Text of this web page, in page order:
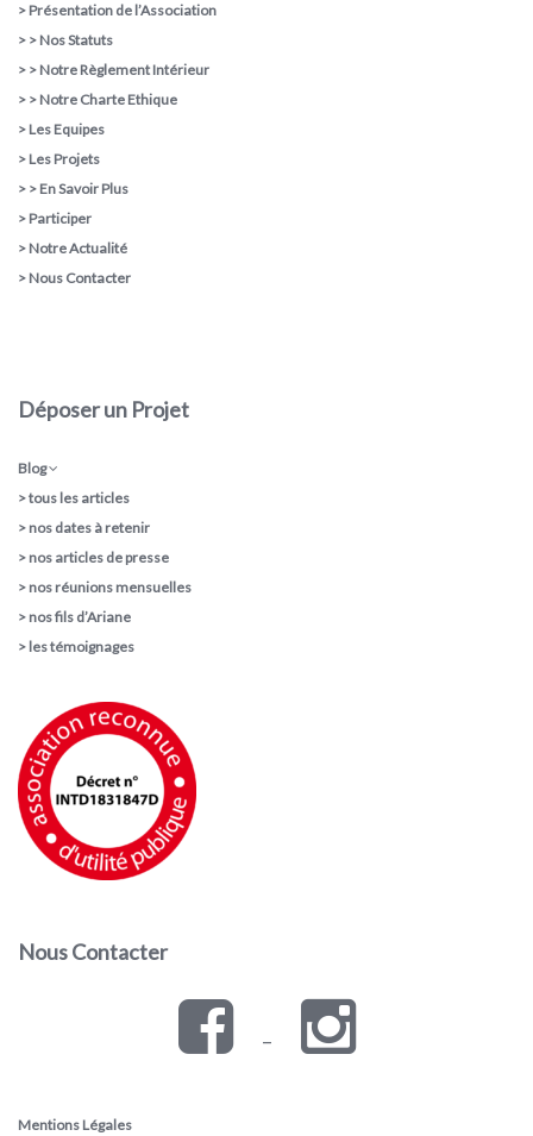
> Présentation de l’Association
> > Nos Statuts
> > Notre Règlement Intérieur
> > Notre Charte Ethique
> Les Equipes
> Les Projets
> > En Savoir Plus
> Participer
> Notre Actualité
> Nous Contacter
Déposer un Projet
Blog
>tous les articles
> nos dates à retenir
> nos articles de presse
> nos réunions mensuelles
> nos fils d’Ariane
> les témoignages
Nous Contacter
–
Mentions Légales